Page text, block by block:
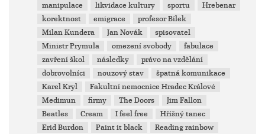
manipulace
likvidace kultury sportu
Hrebenar
korektnost
emigrace
profesor Bílek
Milan Kundera
Jan Novák
spisovatel
Ministr Prymula
omezení svobody
fabulace
zavření škol
následky
právo na vzdělání
dobrovolníci
nouzový stav
špatná komunikace
Karel Kryl
Fakultní nemocnice Hradec Králové
Medimun
firmy The Doors
Jim Fallon
Beatles
Cream I feel free
Hříšný tanec
Erid Burdon
Paint it black
Reading rainbow